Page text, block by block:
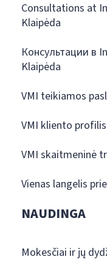
Consultations at
Klaipėda
Консультации в
Klaipėda
VMI teikiamos
VMI kliento profilis
VMI skaitmeninė
Vienas langelis
NAUDINGA
Mokesčiai ir jų